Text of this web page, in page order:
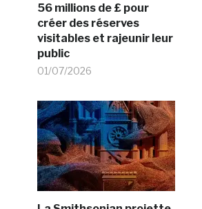
56 millions de £ pour
créer des réserves
visitables et rajeunir leur
public
01/07/2026